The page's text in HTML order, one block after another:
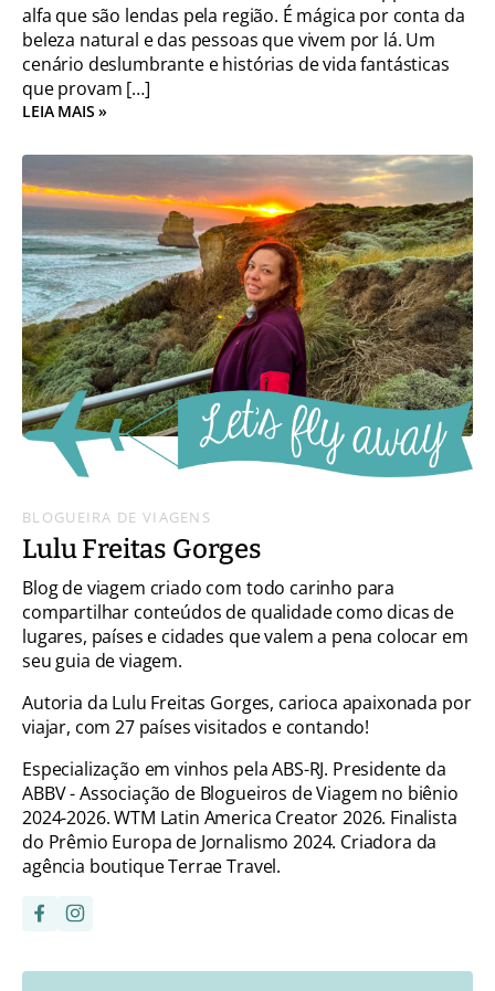
alfa que são lendas pela região. É mágica por conta da
beleza natural e das pessoas que vivem por lá. Um
cenário deslumbrante e histórias de vida fantásticas
que provam […]
LEIA MAIS »
BLOGUEIRA DE VIAGENS
Lulu Freitas Gorges
Blog de viagem criado com todo carinho para
compartilhar conteúdos de qualidade como dicas de
lugares, países e cidades que valem a pena colocar em
seu guia de viagem.
Autoria da Lulu Freitas Gorges, carioca apaixonada por
viajar, com 27 países visitados e contando!
Especialização em vinhos pela ABS-RJ. Presidente da
ABBV - Associação de Blogueiros de Viagem no biênio
2024-2026. WTM Latin America Creator 2026. Finalista
do Prêmio Europa de Jornalismo 2024. Criadora da
agência boutique Terrae Travel.